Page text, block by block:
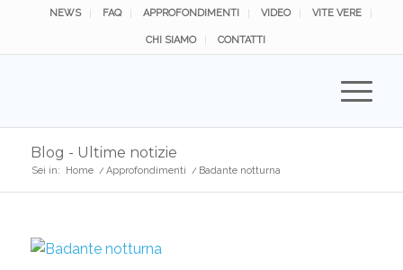
NEWS FAQ APPROFONDIMENTI VIDEO VITE VERE
CHI SIAMO CONTATTI
Blog - Ultime notizie
Sei in: Home / Approfondimenti / Badante notturna